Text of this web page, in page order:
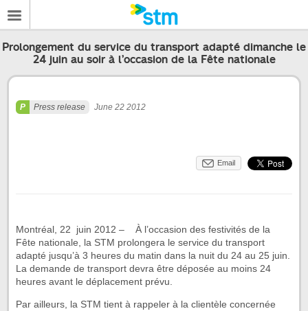
Prolongement du service du transport adapté dimanche le
24 juin au soir à l’occasion de la Fête nationale
Press release June 22 2012
Email
Montréal, 22 juin 2012 – À l’occasion des festivités de la
Fête nationale, la STM prolongera le service du transport
adapté jusqu’à 3 heures du matin dans la nuit du 24 au 25 juin.
La demande de transport devra être déposée au moins 24
heures avant le déplacement prévu.
Par ailleurs, la STM tient à rappeler à la clientèle concernée